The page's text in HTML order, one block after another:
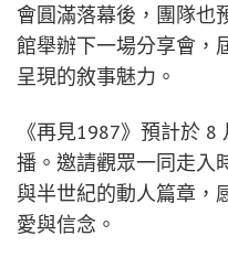
會圓滿落幕後，團隊也
館舉辦下一場分享會，
呈現的敘事魅力。
《再見1987》預計於
播。邀請觀眾一同走入
與半世紀的動人篇章，
愛與信念。